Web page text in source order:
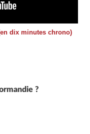
dix minutes chrono)
?